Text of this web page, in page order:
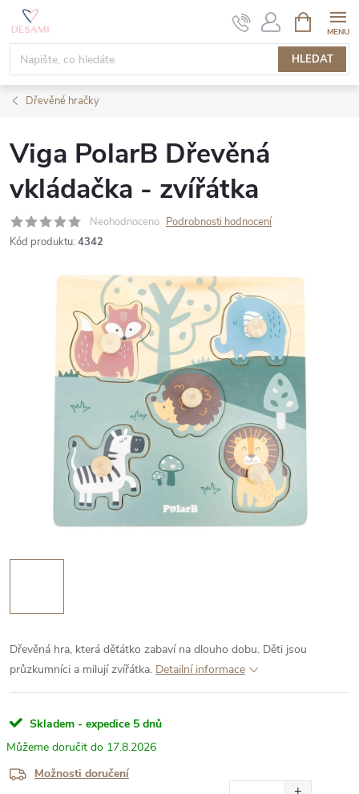
Přejít
obsah
HLEDAT
NÁKUPNÍ
KOŠÍK
Dřevěné hračky
Viga PolarB Dřevěná
vkládačka - zvířátka
Neohodnoceno Podrobnosti hodnocení
Kód produktu: 4342
Dřevěná hra, která děťátko zabaví na dlouho dobu. Děti jsou
průzkumníci a milují zvířátka. Detailní informace
Skladem - expedice 5 dnů
17.8.2026
Možnosti doručení